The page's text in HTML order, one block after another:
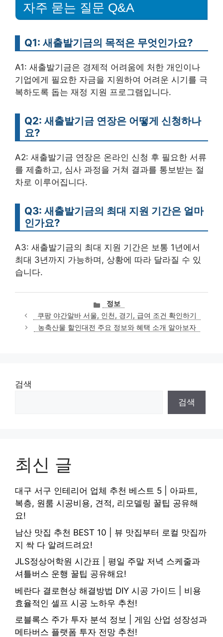
자주 묻는 질문 Q&A
Q1: 새출발기금의 목적은 무엇인가요?
A1: 새출발기금은 경제적 어려움에 처한 개인이나
기업에게 필요한 자금을 지원하여 어려운 시기를 극
복하도록 돕는 재정 지원 프로그램입니다.
Q2: 새출발기금 연장은 어떻게 신청하나
요?
A2: 새출발기금 연장은 온라인 신청 후 필요한 서류
를 제출하고, 심사 과정을 거쳐 결과를 통보받는 절
차로 이루어집니다.
Q3: 새출발기금의 최대 지원 기간은 얼마
인가요?
A3: 새출발기금의 최대 지원 기간은 보통 1년에서
최대 3년까지 가능하며, 상황에 따라 달라질 수 있
습니다.
카
테
고
리
정보
쿠팡 야간알바 서울, 인천, 경기, 급여 조건 확인하기
농축산물 할인대전 주요 정보와 혜택 소개 알아보자
검색
검색
최신 글
대구 서구 인테리어 업체 추천 베스트 5 | 아파트,
복층, 원룸 시공비용, 견적, 리모델링 꿀팁 공유해
요!
남산 맛집 추천 BEST 10 | 뷰 맛집부터 로컬 맛집까
지 싹 다 알려드려요!
JLS정상어학원 시간표 | 평일 주말 저녁 스케줄과
셔틀버스 운행 꿀팁 공유해요!
베란다 결로현상 해결방법 DIY 시공 가이드 | 비용
효율적인 셀프 시공 노하우 추천!
로블록스 주가 투자 분석 정보 | 게임 산업 성장성과
메타버스 플랫폼 투자 전망 추천!